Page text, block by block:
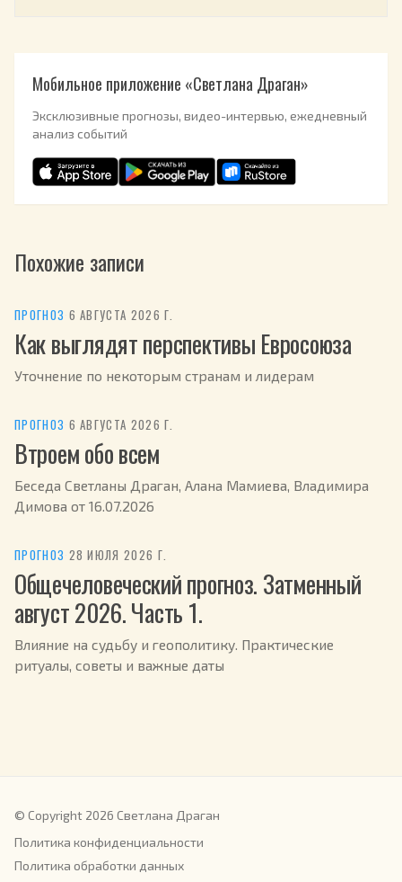
Мобильное приложение «Светлана Драган»
Эксклюзивные прогнозы, видео-интервью, ежедневный
анализ событий
Похожие записи
ПРОГНОЗ 6 АВГУСТА 2026 Г.
Как выглядят перспективы Евросоюза
Уточнение по некоторым странам и лидерам
ПРОГНОЗ 6 АВГУСТА 2026 Г.
Втроем обо всем
Беседа Светланы Драган, Алана Мамиева, Владимира
Димова от 16.07.2026
ПРОГНОЗ 28 ИЮЛЯ 2026 Г.
Общечеловеческий прогноз. Затменный
август 2026. Часть 1.
Влияние на судьбу и геополитику. Практические
ритуалы, советы и важные даты
© Copyright 2026 Светлана Драган
Политика конфиденциальности
Политика обработки данных